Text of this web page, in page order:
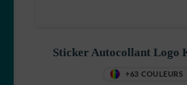
Sticker
+63 COULEURS